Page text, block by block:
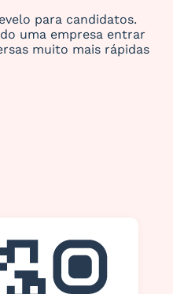
para candidatos.
uma empresa entrar
muito mais rápidas